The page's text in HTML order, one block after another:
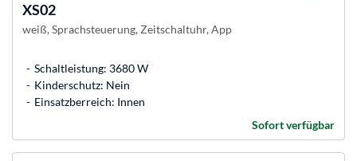
XS02
weiß, Sprachsteuerung, Zeitschaltuhr, App
Schaltleistung: 3680 W
Kinderschutz: Nein
Einsatzberreich: Innen
Sofort verfügbar